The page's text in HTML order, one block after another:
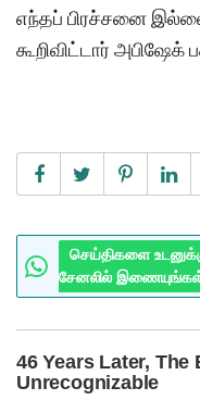
எந்தப் பிரச்சனை
கூறிவிட்டார் அபிஷேக்
செய்திகளை
சேனலில்